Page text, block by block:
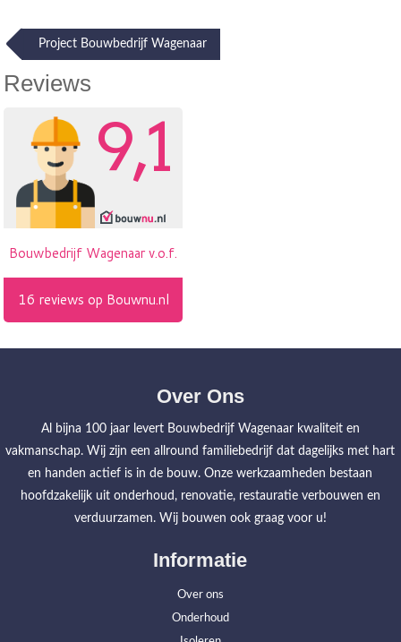
Post
navigation
Project Bouwbedrijf Wagenaar
Reviews
Over Ons
Al bijna 100 jaar levert Bouwbedrijf Wagenaar kwaliteit en
vakmanschap. Wij zijn een allround familiebedrijf dat dagelijks met hart
en handen actief is in de bouw. Onze werkzaamheden bestaan
hoofdzakelijk uit onderhoud, renovatie, restauratie verbouwen en
verduurzamen. Wij bouwen ook graag voor u!
Informatie
Over ons
Onderhoud